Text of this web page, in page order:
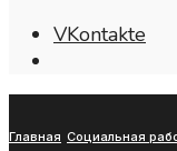
VKontakte
Главная Социальная